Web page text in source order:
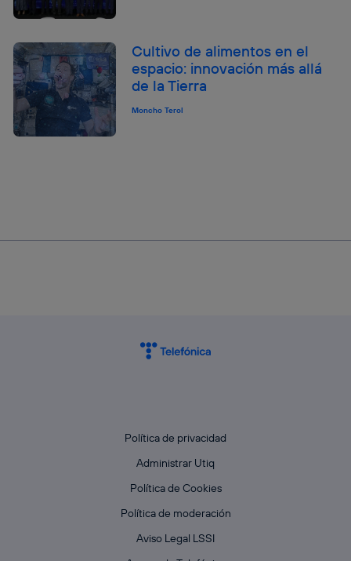
Cultivo de alimentos en el
espacio: innovación más allá
de la Tierra
Moncho Terol
Política de privacidad
Administrar Utiq
Política de Cookies
Política de moderación
Aviso Legal LSSI